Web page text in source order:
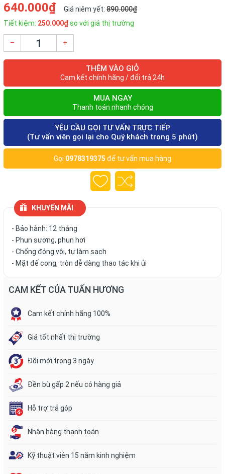
640.000₫ Giá niêm yết: 890.000₫
Tiết kiệm: 250.000₫so với giá thị trường
– +
THÊM VÀO GIỎ
Cam kết chính hãng / đổi trả 24h
MUA NGAY
Thanh toán nhanh chóng
YÊU CẦU GỌI TƯ VẤN TRỰC TIẾP
(Tư vấn viên gọi lại cho Quý khách trong 5 phút)
Gọi 0978319375 để tư vấn mua hàng
KHUYẾN MÃI
- Bảo hành: 12 tháng
- Phun sương, phun hơi
- Chống đóng vôi, tự làm sạch
- Mặt đế cong, tròn dễ dàng thao tác khi ủi
CAM KẾT CỦA TUẤN HƯƠNG
Cam kết chính hãng 100%
Giá tốt nhất thị trường
Đổi mới trong 3 ngày
Đền bù gấp 2 nếu có hàng giả
Hỗ trợ trả góp
Nhận hàng thanh toán
Kỹ thuật viên 15 năm kinh nghiệm